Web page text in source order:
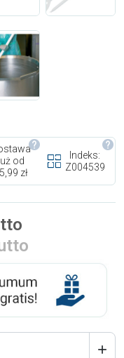
od
zł
Indeks:
Z004539
